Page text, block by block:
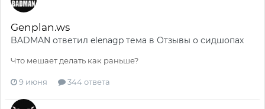
Genplan.ws
BADMAN ответил elenagp тема в Отзывы о сидшопах
Что мешает делать как раньше?
9 июня 344 ответа